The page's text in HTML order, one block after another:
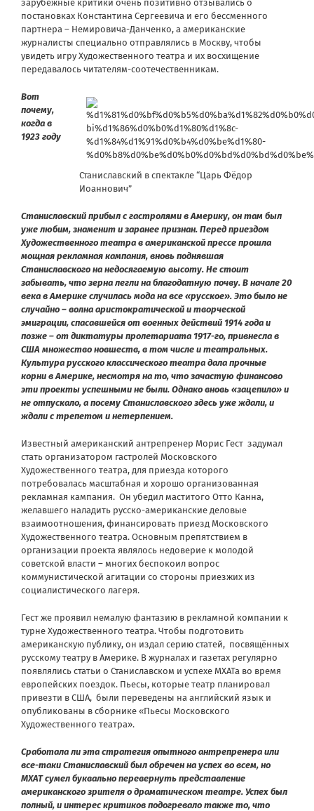
зарубежные критики очень позитивно отзывались о
постановках Константина Сергеевича и его бессменного
партнера – Немировича-Данченко, а американские
журналисты специально отправлялись в Москву, чтобы
увидеть игру Художественного театра и их восхищение
передавалось читателям-соотечественникам.
Станиславский в спектакле “Царь Фёдор
Иоаннович”
Вот
почему,
когда в
1923 году
Станиславский прибыл с гастролями в Америку, он там был
уже любим, знаменит и заранее признан. Перед приездом
Художественного театра в американской прессе прошла
мощная рекламная кампания, вновь поднявшая
Станиславского на недосягаемую высоту. Не стоит
забывать, что зерна легли на благодатную почву. В начале 20
века в Америке случилась мода на все «русское». Это было не
случайно – волна аристократической и творческой
эмиграции, спасавшейся от военных действий 1914 года и
позже – от диктатуры пролетариата 1917-го, привнесла в
США множество новшеств, в том числе и театральных.
Культура русского классического театра дала прочные
корни в Америке, несмотря на то, что зачастую финансово
эти проекты успешными не были. Однако вновь «зацепило» и
не отпускало, а посему Станиславского здесь уже ждали, и
ждали с трепетом и нетерпением.
Известный американский антрепренер Морис Гест задумал
стать организатором гастролей Московского
Художественного театра, для приезда которого
потребовалась масштабная и хорошо организованная
рекламная кампания. Он убедил маститого Отто Канна,
желавшего наладить русско-американские деловые
взаимоотношения, финансировать приезд Московского
Художественного театра. Основным препятствием в
организации проекта являлось недоверие к молодой
советской власти – многих беспокоил вопрос
коммунистической агитации со стороны приезжих из
социалистического лагеря.
Гест же проявил немалую фантазию в рекламной компании к
турне Художественного театра. Чтобы подготовить
американскую публику, он издал серию статей, посвящённых
русскому театру в Америке. В журналах и газетах регулярно
появлялись статьи о Станиславском и успехе МХАТа во время
европейских поездок. Пьесы, которые театр планировал
привезти в США, были переведены на английский язык и
опубликованы в сборнике «Пьесы Московского
Художественного театра».
Сработала ли эта стратегия опытного антрепренера или
все-таки Станиславский был обречен на успех во всем, но
МХАТ сумел буквально перевернуть представление
американского зрителя о драматическом театре. Успех был
полный, и интерес критиков подогревало также то, что